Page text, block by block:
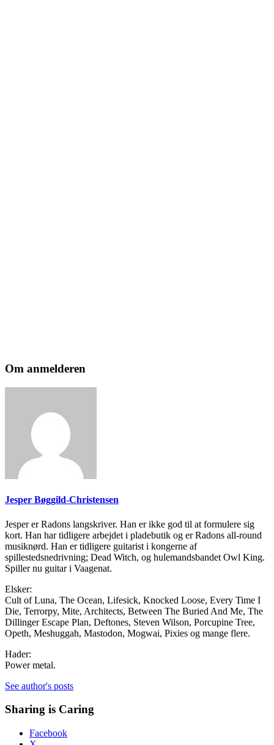
Om anmelderen
Jesper Bøggild-Christensen
Jesper er Radons langskriver. Han er ikke god til at formulere sig
kort. Han har tidligere arbejdet i pladebutik og er Radons all-round
musiknørd. Han er tidligere guitarist i kongerne af
spillestedsnedrivning; Dead Witch, og hulemandsbandet Owl King.
Spiller nu guitar i Vaagenat.
Elsker:
Cult of Luna, The Ocean, Lifesick, Knocked Loose, Every Time I
Die, Terrorpy, Mite, Architects, Between The Buried And Me, The
Dillinger Escape Plan, Deftones, Steven Wilson, Porcupine Tree,
Opeth, Meshuggah, Mastodon, Mogwai, Pixies og mange flere.
Hader:
Power metal.
See author's posts
Sharing is Caring
Facebook